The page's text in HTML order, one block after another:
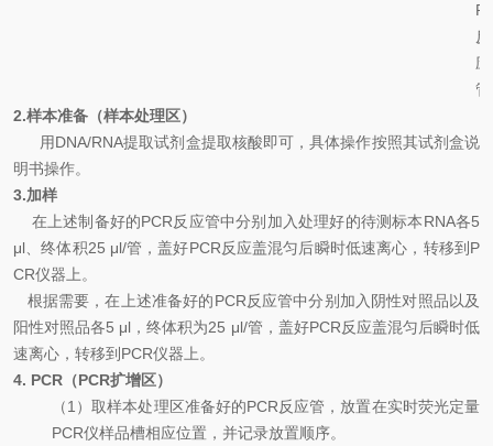
R
反
应
2.样本准备（样本处理区）
用DNA/RNA提取试剂盒提取核酸即可 ，具体操作按照其试剂盒说
明书操作。
3.加样
在上述制备好的PCR反应管中分别加入处理好的待测标本RNA各5
μl 、终体积25 μl/管，盖好PCR反应盖混匀后瞬时低速离心，转移到 P
CR仪器上。
根据需要，在上述准备好的PCR反应管中分别加入阴性对照品以及
阳性对照品各5 μl ，终体积为25 μl/管，盖好PCR反应盖混匀后瞬时低
速离心，转移到 PCR仪器上。
4. PCR （PCR扩增区）
（1 ）取样本处理区准备好的PCR反应管，放置在实时荧光定量
PCR仪样品槽相应位置，并记录放置顺序。